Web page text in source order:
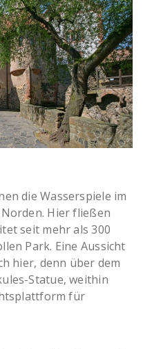
die Wasserspiele im
Hier fließen
seit mehr als 300
Park. Eine Aussicht
hier, denn über dem
Statue, weithin
für